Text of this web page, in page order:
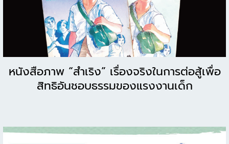
หนังสือภาพ “สำเริง” เรื่องจริงในการต่อสู้เพื่อ
สิทธิอันชอบธรรมของแรงงานเด็ก